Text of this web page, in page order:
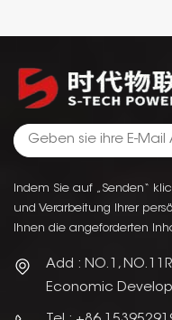
Indem Sie auf „Senden“
und Verarbeitung Ihrer
Ihnen die angeforderten
Add : NO.1,
Economic